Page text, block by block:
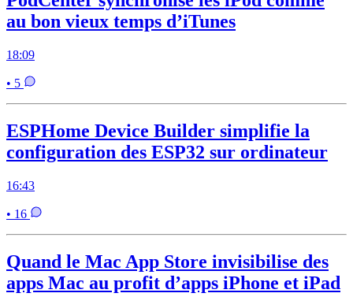
au bon vieux temps d’iTunes
18:09
• 5
ESPHome Device Builder simplifie la
configuration des ESP32 sur ordinateur
16:43
• 16
Quand le Mac App Store invisibilise des
apps Mac au profit d’apps iPhone et iPad